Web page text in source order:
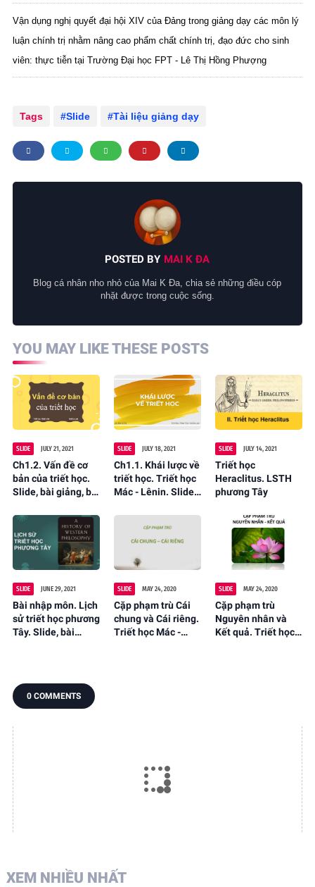
Vận dụng nghị quyết đại hội XIV của Đảng trong giảng dạy các môn lý
luận chính trị nhằm nâng cao phẩm chất chính trị, đạo đức cho sinh
viên: thực tiễn tại Trường Đại học FPT - Lê Thị Hồng Phượng
Tags Slide Tài liệu giảng dạy
POSTED BY MAI K ĐA
Blog cá nhân nho nhỏ của Mai K Đa, chia sẻ những điều cóp
nhặt được trong cuộc sống.
YOU MAY LIKE THESE POSTS
SLIDE JULY 21, 2021
Ch1.2. Vấn đề cơ
bản của triết học.
Slide, bài giảng, bài
SLIDE JULY 18, 2021
Ch1.1. Khái lược về
triết học. Triết học
Mác - Lênin. Slide,
SLIDE JULY 14, 2021
Triết học
Heraclitus. LSTH
phương Tây
SLIDE JUNE 29, 2021
Bài nhập môn. Lịch
sử triết học phương
Tây. Slide, bài
SLIDE MAY 24, 2020
Cặp phạm trù Cái
chung và Cái riêng.
Triết học Mác -
SLIDE MAY 24, 2020
Cặp phạm trù
Nguyên nhân và
Kết quả. Triết học
0 COMMENTS
XEM NHIỀU NHẤT